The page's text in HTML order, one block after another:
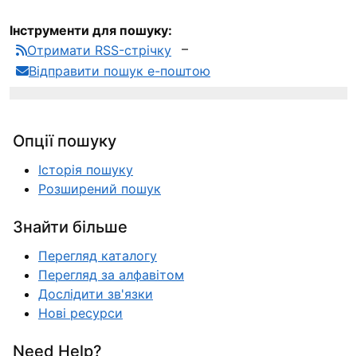
Інструменти для пошуку:
Отримати RSS-стрічку
Відправити пошук е-поштою
Опції пошуку
Історія пошуку
Розширений пошук
Знайти більше
Перегляд каталогу
Перегляд за алфавітом
Дослідити зв'язки
Нові ресурси
Need Help?